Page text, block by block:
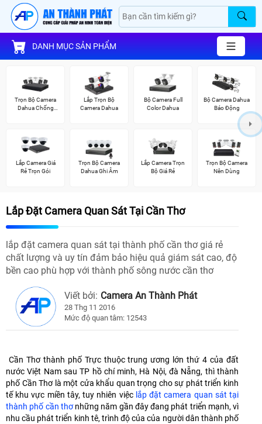
DANH MỤC SẢN PHẨM
Trọn Bộ Camera
Dahua Chống
Lắp Trọn Bộ
Camera Dahua
Bộ Camera Full
Color Dahua
Bộ Camera Dahua
Báo Động
Lắp Camera Giá
Rẻ Trọn Gói
Trọn Bộ Camera
Dahua Ghi Âm
Lắp Camera Trọn
Bộ Giá Rẻ
Trọn Bộ Camera
Nên Dùng
Lắp Đặt Camera Quan Sát Tại Cần Thơ
lắp đặt camera quan sát tại thành phố cần thơ giá rẻ
chất lượng và uy tín đảm bảo hiệu quả giám sát cao, độ
bền cao phù hợp với thành phố sông nước cần thơ
Viết bởi: Camera An Thành Phát
28 Thg 11 2016
Mức độ quan tâm: 12543
Cần Thơ thành phố Trực thuộc trung ương lớn thứ 4 của đất
nước Việt Nam sau TP hồ chí minh, Hà Nội, đà Nẵng, thì thành
phố Cần Thơ là một cửa khẩu quan trọng cho sự phát triển kinh
tế khu vực miền tây, tuy nhiên việc lắp đặt camera quan sát tại
thành phố cần thơnhững năm gần đây đang phát triển mạnh, vì
nhu cầu phát triển kinh tê, trình độ của của người dân thành phố